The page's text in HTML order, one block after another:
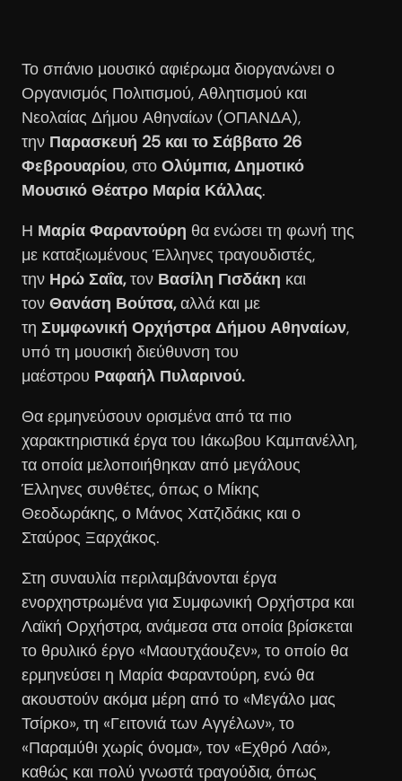
Το σπάνιο μουσικό αφιέρωμα διοργανώνει ο
Οργανισμός Πολιτισμού, Αθλητισμού και
Νεολαίας Δήμου Αθηναίων (ΟΠΑΝΔΑ),
την Παρασκευή 25 και το Σάββατο 26
Φεβρουαρίου, στο Ολύμπια, Δημοτικό
Μουσικό Θέατρο Μαρία Κάλλας.
Η Μαρία Φαραντούρη θα ενώσει τη φωνή της
με καταξιωμένους Έλληνες τραγουδιστές,
την Ηρώ Σαΐα,τον Βασίλη Γισδάκη και
τον Θανάση Βούτσα,αλλά και με
τη Συμφωνική Ορχήστρα Δήμου Αθηναίων,
υπό τη μουσική διεύθυνση του
μαέστρου Ραφαήλ Πυλαρινού.
Θα ερμηνεύσουν ορισμένα από τα πιο
χαρακτηριστικά έργα του Ιάκωβου Καμπανέλλη,
τα οποία μελοποιήθηκαν από μεγάλους
Έλληνες συνθέτες, όπως ο Μίκης
Θεοδωράκης, ο Μάνος Χατζιδάκις και ο
Σταύρος Ξαρχάκος.
Στη συναυλία περιλαμβάνονται έργα
ενορχηστρωμένα για Συμφωνική Ορχήστρα και
Λαϊκή Ορχήστρα, ανάμεσα στα οποία βρίσκεται
το θρυλικό έργο «Μαουτχάουζεν», το οποίο θα
ερμηνεύσει η Μαρία Φαραντούρη, ενώ θα
ακουστούν ακόμα μέρη από το «Μεγάλο μας
Τσίρκο», τη «Γειτονιά των Αγγέλων», το
«Παραμύθι χωρίς όνομα», τον «Εχθρό Λαό»,
καθώς και πολύ γνωστά τραγούδια, όπως